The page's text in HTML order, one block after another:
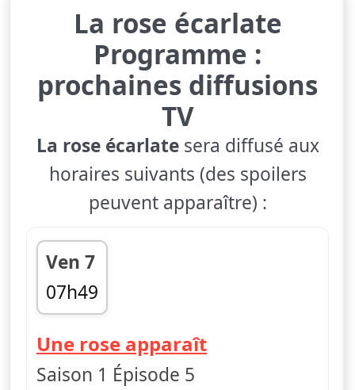
La rose écarlate
Programme :
prochaines diffusions
TV
La rose écarlatesera diffusé aux
horaires suivants (des spoilers
peuvent apparaître) :
Ven 7
07h49
fin 08h13
Une rose apparaît— La rose
Saison 1 Épisode 5